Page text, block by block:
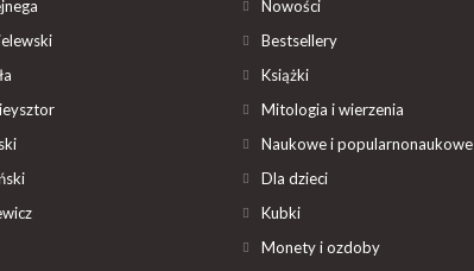
Nowości
Bestsellery
Książki
Mitologia i wierzenia
Naukowe i popularnonaukowe
Dla dzieci
Kubki
Monety i ozdoby